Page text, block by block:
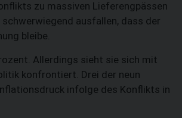
zu massiven Lieferengpässen
ausfallen, dass der
bleibe.
Allerdings sieht sie sich mit
konfrontiert. Drei der neun
infolge des Konflikts in